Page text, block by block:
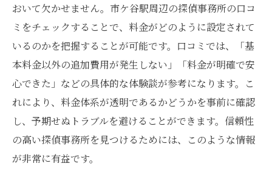
おいて欠かせません。市ケ谷駅周辺の探偵事務所の口コ
ミをチェックすることで、料金がどのように設定されて
いるのかを把握することが可能です。口コミでは、「基
本料金以外の追加費用が発生しない」「料金が明確で安
心できた」などの具体的な体験談が参考になります。こ
れにより、料金体系が透明であるかどうかを事前に確認
し、予期せぬトラブルを避けることができます。信頼性
の高い探偵事務所を見つけるためには、このような情報
が非常に有益です。